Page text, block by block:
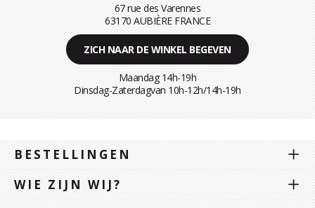
67 rue des Varennes
63170 AUBIÈRE FRANCE
ZICH NAAR DE WINKEL BEGEVEN
Maandag 14h-19h
Dinsdag-Zaterdagvan 10h-12h/14h-19h
BESTELLINGEN
WIE ZIJN WIJ?